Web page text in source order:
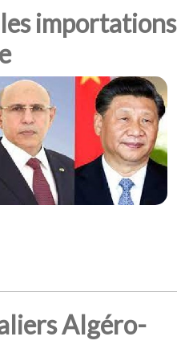
importations
Algéro-